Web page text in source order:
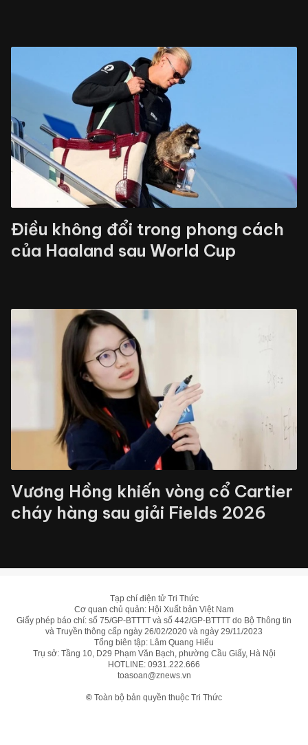
Điều không đổi trong phong cách
của Haaland sau World Cup
Vương Hồng khiến vòng cổ Cartier
cháy hàng sau giải Fields 2026
Tạp chí điện tử Tri Thức
Cơ quan chủ quản: Hội Xuất bản Việt Nam
Giấy phép báo chí: số 75/GP-BTTTT và số 442/GP-BTTTT do Bộ Thông tin
và Truyền thông cấp ngày 26/02/2020 và ngày 29/11/2023
Tổng biên tập: Lâm Quang Hiếu
Trụ sở: Tầng 10, D29 Phạm Văn Bạch, phường Cầu Giấy, Hà Nội
HOTLINE: 0931.222.666
toasoan@znews.vn
© Toàn bộ bản quyền thuộc Tri Thức